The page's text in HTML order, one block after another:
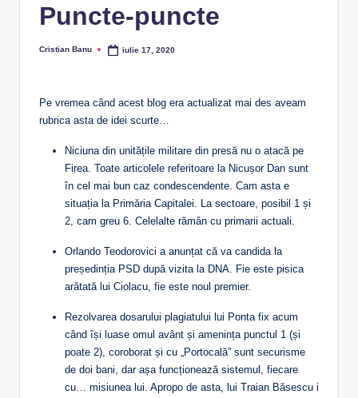
Puncte-puncte
Posted
Cristian Banu iulie 17, 2020
Pe vremea când acest blog era actualizat mai des aveam
rubrica asta de idei scurte…
Niciuna din unitățile militare din presă nu o atacă pe
Firea. Toate articolele referitoare la Nicușor Dan sunt
în cel mai bun caz condescendente. Cam asta e
situația la Primăria Capitalei. La sectoare, posibil 1 și
2, cam greu 6. Celelalte rămân cu primarii actuali.
Orlando Teodorovici a anunțat că va candida la
președinția PSD după vizita la DNA. Fie este pisica
arătată lui Ciolacu, fie este noul premier.
Rezolvarea dosarului plagiatului lui Ponta fix acum
când își luase omul avânt și amenința punctul 1 (și
poate 2), coroborat și cu „Portocală” sunt securisme
de doi bani, dar așa funcționează sistemul, fiecare
cu… misiunea lui. Apropo de asta, lui Traian Băsescu i